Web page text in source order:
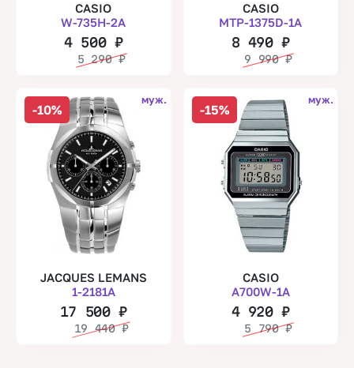
CASIO
W-735H-2A
4 500 ₽
5 290₽
CASIO
MTP-1375D-1A
8 490₽
9 990₽
-10%
муж.
JACQUES LEMANS
1-2181A
17 500₽
19 440₽
-15%
муж.
CASIO
A700W-1A
4 920₽
5 790₽